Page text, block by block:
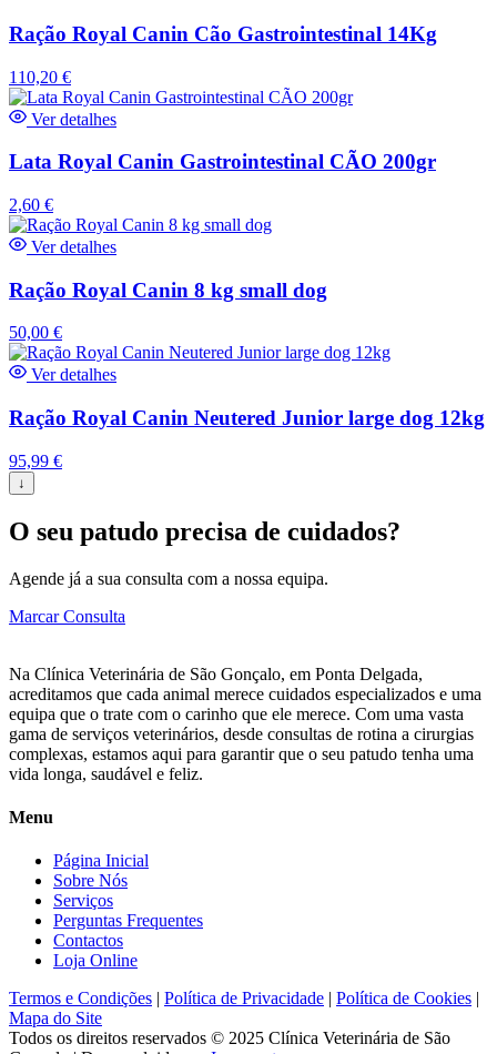
Ração Royal Canin Cão Gastrointestinal 14Kg
110,20 €
Ver detalhes
Lata Royal Canin Gastrointestinal CÃO 200gr
2,60 €
Ver detalhes
Ração Royal Canin 8 kg small dog
50,00 €
Ver detalhes
Ração Royal Canin Neutered Junior large dog 12kg
95,99 €
↓
O seu patudo precisa de cuidados?
Agende já a sua consulta com a nossa equipa.
Marcar Consulta
Na Clínica Veterinária de São Gonçalo, em Ponta Delgada,
acreditamos que cada animal merece cuidados especializados e uma
equipa que o trate com o carinho que ele merece. Com uma vasta
gama de serviços veterinários, desde consultas de rotina a cirurgias
complexas, estamos aqui para garantir que o seu patudo tenha uma
vida longa, saudável e feliz.
Menu
Página Inicial
Sobre Nós
Serviços
Perguntas Frequentes
Contactos
Loja Online
Termos e Condições | Política de Privacidade | Política de Cookies |
Mapa do Site
Todos os direitos reservados © 2025 Clínica Veterinária de São